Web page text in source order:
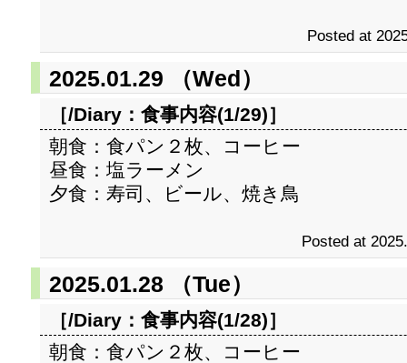
Posted at
2025.01.29 （Wed）
［/Diary： 食事内容(1/29)］
朝食：食パン２枚、コーヒー
昼食：塩ラーメン
夕食：寿司、ビール、焼き鳥
Posted at
2025.01.28 （Tue）
［/Diary： 食事内容(1/28)］
朝食：食パン２枚、コーヒー